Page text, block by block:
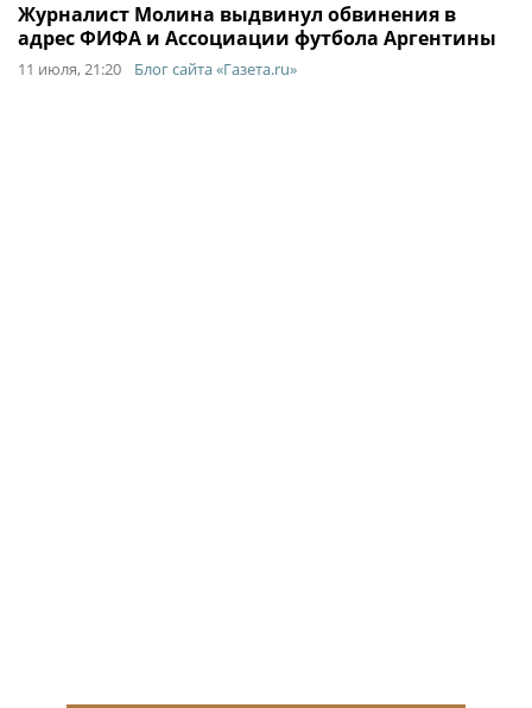
Журналист Молина выдвинул обвинения в
адрес ФИФА и Ассоциации футбола Аргентины
11 июля, 21:20 Блог сайта «Газета.ru»